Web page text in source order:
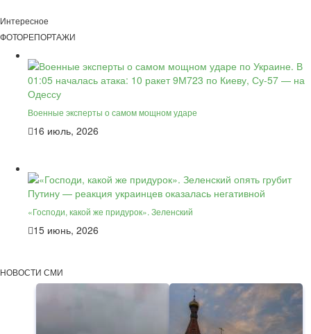
Интересное
ФОТОРЕПОРТАЖИ
Военные эксперты о самом мощном ударе
16 июль, 2026
«Господи, какой же придурок». Зеленский
15 июнь, 2026
НОВОСТИ СМИ